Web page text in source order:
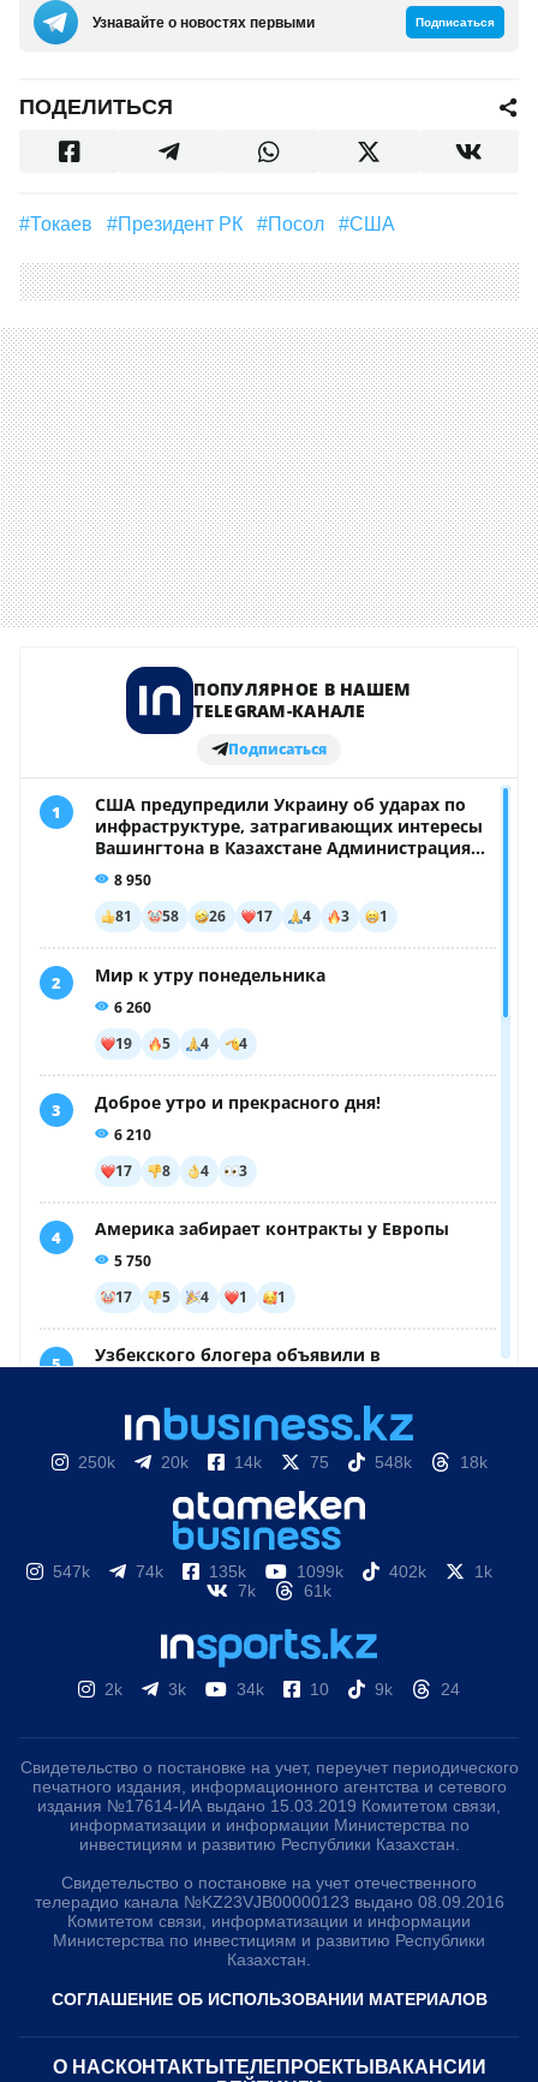
Узнавайте о новостях первыми Подписаться
ПОДЕЛИТЬСЯ
#Токаев #Президент РК #посол #США
250k 20k 14k 75 548k 18k
547k 74k 135k 1099k 402k
1k
7k
61k
2k 3k 34k 10 9k 24
Свидетельство о постановке на учет, переучет периодического
печатного издания, информационного агентства и сетевого
издания №17614-ИА выдано 15.03.2019 Комитетом связи,
информатизации и информации Министерства по
инвестициям и развитию Республики Казахстан.
Свидетельство о постановке на учет отечественного
телерадио канала №KZ23VJB00000123 выдано 08.09.2016
Комитетом связи, информатизации и информации
Министерства по инвестициям и развитию Республики
Казахстан.
СОГЛАШЕНИЕ ОБ ИСПОЛЬЗОВАНИИ МАТЕРИАЛОВ
О НАС КОНТАКТЫ ТЕЛЕПРОЕКТЫ ВАКАНСИИ